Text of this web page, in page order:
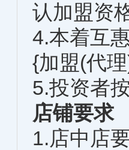
认加盟资
4.本着互
{加盟(代理
5.投资者
店铺要求
1.店中店